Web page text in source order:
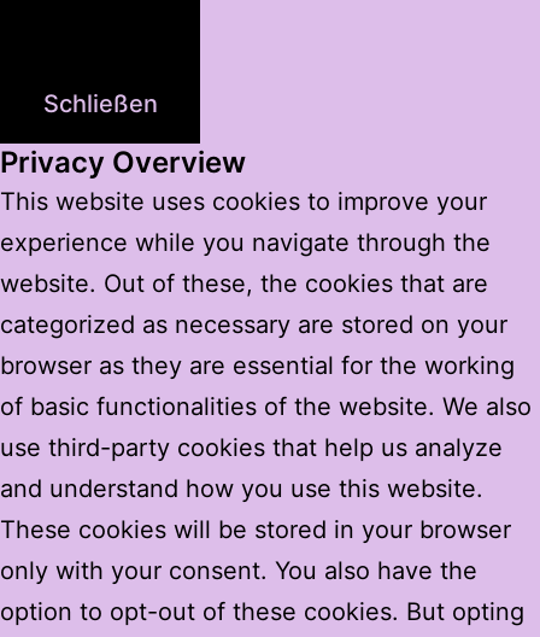
Schließen
Privacy Overview
This website uses cookies to improve your
experience while you navigate through the
website. Out of these, the cookies that are
categorized as necessary are stored on your
browser as they are essential for the working
of basic functionalities of the website. We also
use third-party cookies that help us analyze
and understand how you use this website.
These cookies will be stored in your browser
only with your consent. You also have the
option to opt-out of these cookies. But opting